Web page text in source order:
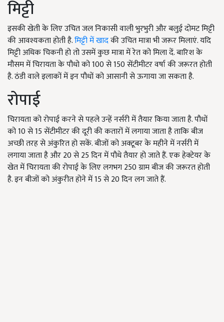
मिट्टी
इसकी खेती के लिए उचित जल निकासी वाली भुरभुरी और बलुई दोमट मिट्टी
की आवश्यकता होती है.मिट्टी में खादकी उचित मात्रा भी जरूर मिलाएं. यदि
मिट्टी अधिक चिकनी हो तो उसमें कुछ मात्रा में रेत को मिला दें. बारिश के
मौसम में चिरायता के पौधो को 100 से 150 सेंटीमीटर वर्षा की जरूरत होती
है. ठंडी वाले इलाकों में इन पौधों को आसानी से ऊगाया जा सकता है.
रोपाई
चिरायता को रोपाई करने से पहले उन्हें नर्सरी में तैयार किया जाता है. पौधों
को 10 से 15 सेंटीमीटर की दूरी की कतारों में लगाया जाता है ताकि बीज
अच्छी तरह से अंकुरित हो सकें. बीजों को अक्टूबर के महीने में नर्सरी में
लगाया जाता है और 20 से 25 दिन में पौधे तैयार हो जाते हैं. एक हेक्टेयर के
खेत में चिरायता की रोपाई के लिए लगभग 250 ग्राम बीज की जरूरत होती
है. इन बीजों को अंकुरीत होने में 15 से 20 दिन लग जाते हैं.